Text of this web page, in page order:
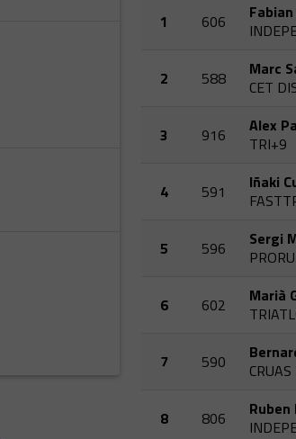
1 606
2 588
Marc
CET
3 916
Alex
TRI+9
4 591
Iñaki
5 596
Sergi
6 602
Marià
7 590
8 806
Ruben